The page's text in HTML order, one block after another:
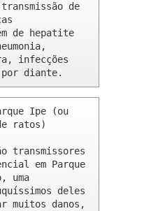
de
de hepatite
infecções
diante.
Ipe (ou
ratos)
transmissores
em Parque
uma
deles
muitos danos,